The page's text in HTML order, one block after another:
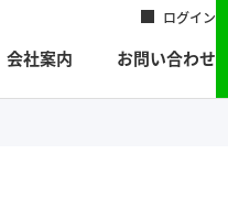
ログイン
会社案内 お問い合わせ